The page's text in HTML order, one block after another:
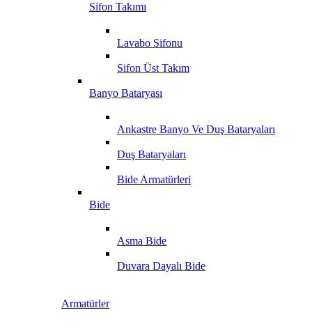
Sifon Takımı
Lavabo Sifonu
Sifon Üst Takım
Banyo Bataryası
Ankastre Banyo Ve Duş Bataryaları
Duş Bataryaları
Bide Armatürleri
Bide
Asma Bide
Duvara Dayalı Bide
Armatürler